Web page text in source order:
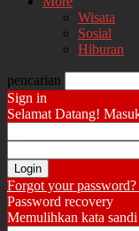
Wisata
Sosial
Hiburan
pencarian
Sign in
Selamat Datang!
Forgot your
Password recovery
Memulihkan kata sandi